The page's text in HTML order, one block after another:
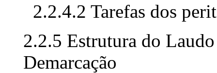
2.2.4.2 Tarefas dos
2.2.5 Estrutura do
Demarcação